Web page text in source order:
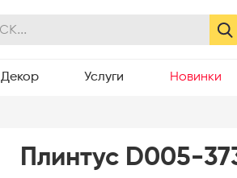
Декор Услуги Новинки
Плинтус D005-